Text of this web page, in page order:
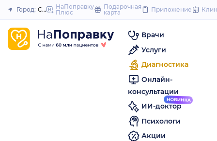
to
Закрыть
Город: СамараНаПоправку
Плюс
Подарочная
карта
Приложение
Врачи
Услуги
Диагностика
Онлайн-
консультации
ИИ-доктор
Психологи
Акции